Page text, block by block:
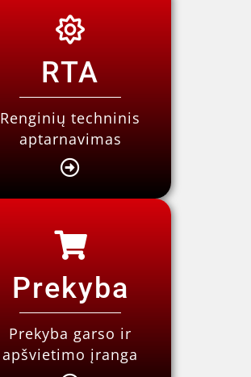
RTA
Renginių techninis
aptarnavimas
Prekyba
Prekyba garso ir
apšvietimo įranga